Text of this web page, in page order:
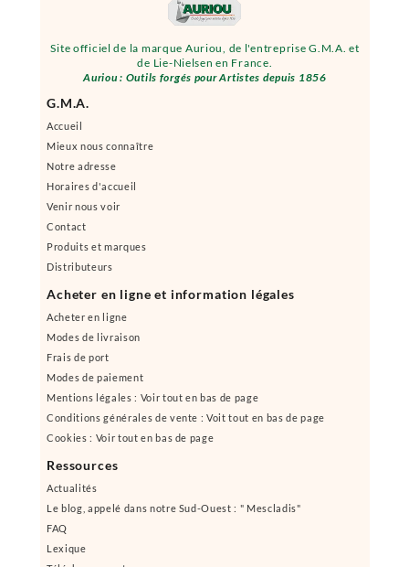
Site officiel de la marque Auriou, de l'entreprise G.M.A. et
de Lie-Nielsen en France.
Auriou : Outils forgés pour Artistes depuis 1856
G.M.A.
Accueil
Mieux nous connaître
Notre adresse
Horaires d'accueil
Venir nous voir
Contact
Produits et marques
Distributeurs
Acheter en ligne et information légales
Acheter en ligne
Modes de livraison
Frais de port
Modes de paiement
Mentions légales : Voir tout en bas de page
Conditions générales de vente : Voit tout en bas de page
Cookies : Voir tout en bas de page
Ressources
Actualités
Le blog, appelé dans notre Sud-Ouest : " Mescladis"
FAQ
Lexique